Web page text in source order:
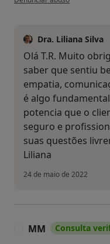
Dra. Liliana Silva
Olá T.R. Muito
saber que sentiu
empatia,
é algo
potencia que o
seguro e
suas questões
Liliana
24 de maio de 2022
MM Consulta